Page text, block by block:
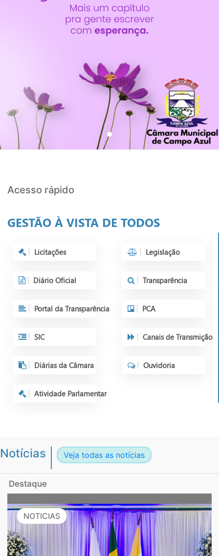
Acesso rápido
GESTÃO À VISTA DE TODOS
Licitações Legislação
Diário Oficial Transparência
Portal da Transparência PCA
SIC Canais de Transmição
Diárias da Câmara Ouvidoria
Atividade Parlamentar
Notícias Veja todas as notícias
Destaque
NOTICIAS